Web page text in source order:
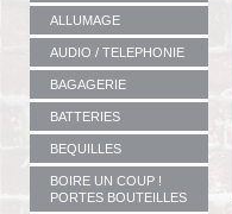
ALLUMAGE
AUDIO / TELEPHONIE
BAGAGERIE
BATTERIES
BEQUILLES
BOIRE UN COUP !
PORTES BOUTEILLES